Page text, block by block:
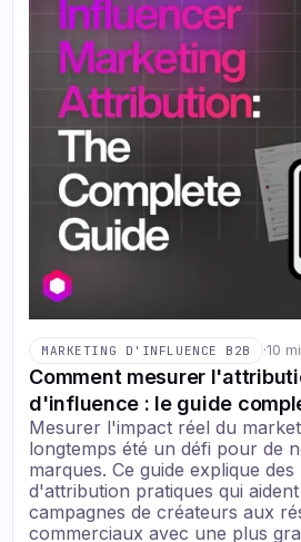
MARKETING D'INFLUENCE B2B ·10
Comment mesurer
d'influence : le guide
Mesurer l'impact réel du
longtemps été un défi pour de
marques. Ce guide explique des
d'attribution pratiques qui
campagnes de créateurs aux
commerciaux avec une plus